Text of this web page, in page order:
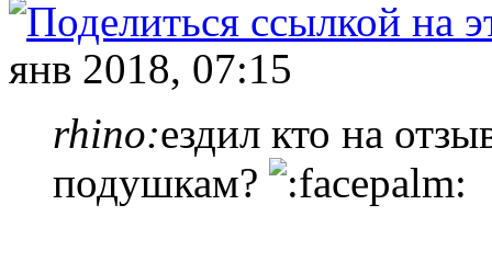
янв 2018, 07:15
rhino:ездил кто на
подушкам?